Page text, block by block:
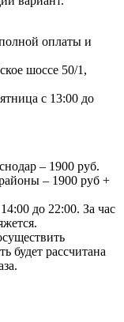
оплаты и
шоссе 50/1,
с 13:00 до
– 1900 руб.
– 1900 руб +
до 22:00. За час
будет рассчитана